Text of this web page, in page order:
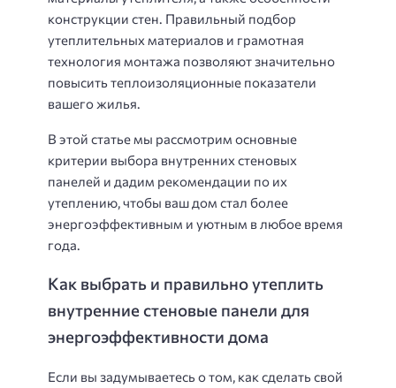
конструкции стен. Правильный подбор
утеплительных материалов и грамотная
технология монтажа позволяют значительно
повысить теплоизоляционные показатели
вашего жилья.
В этой статье мы рассмотрим основные
критерии выбора внутренних стеновых
панелей и дадим рекомендации по их
утеплению, чтобы ваш дом стал более
энергоэффективным и уютным в любое время
года.
Как выбрать и правильно утеплить
внутренние стеновые панели для
энергоэффективности дома
Если вы задумываетесь о том, как сделать свой